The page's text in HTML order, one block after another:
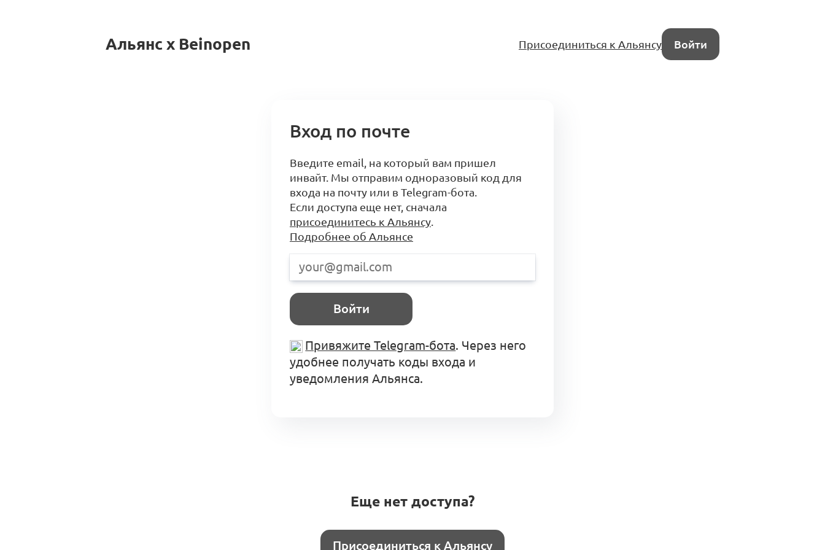
Альянс x Beinopen Присоединиться к Альянсу Войти
Вход по почте
Введите email, на который вам пришел
инвайт. Мы отправим одноразовый код для
входа на почту или в Telegram-бота.
Если доступа еще нет, сначала
присоединитесь к Альянсу.
Подробнее об Альянсе
Войти
Привяжите Telegram-бота. Через него
удобнее получать коды входа и
уведомления Альянса.
Еще нет доступа?
Присоединиться к Альянсу